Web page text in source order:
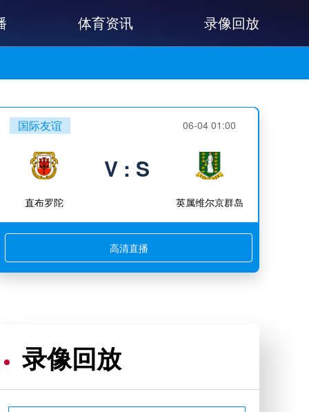
体育资讯 录像回放
国际友谊 06-04 01:00
直布罗陀
V : S
英属维尔京群岛
高清直播
录像回放